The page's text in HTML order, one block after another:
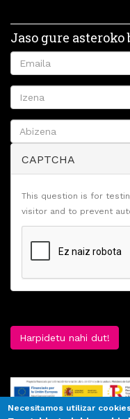
Jaso gure
CAPTCHA
This question is for
visitor and to prevent
Harpidetu nahi dut!
Necesitamos utilizar